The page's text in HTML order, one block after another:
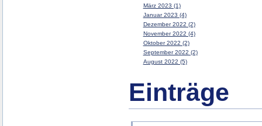
März 2023 (1)
Januar 2023 (4)
Dezember 2022 (2)
November 2022 (4)
Oktober 2022 (2)
September 2022 (2)
August 2022 (5)
Einträge